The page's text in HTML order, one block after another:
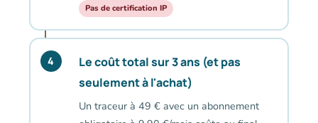
Pas de certification IP
4
Le coût total sur 3 ans (et pas
seulement à l'achat)
Un traceur à 49 € avec un abonnement